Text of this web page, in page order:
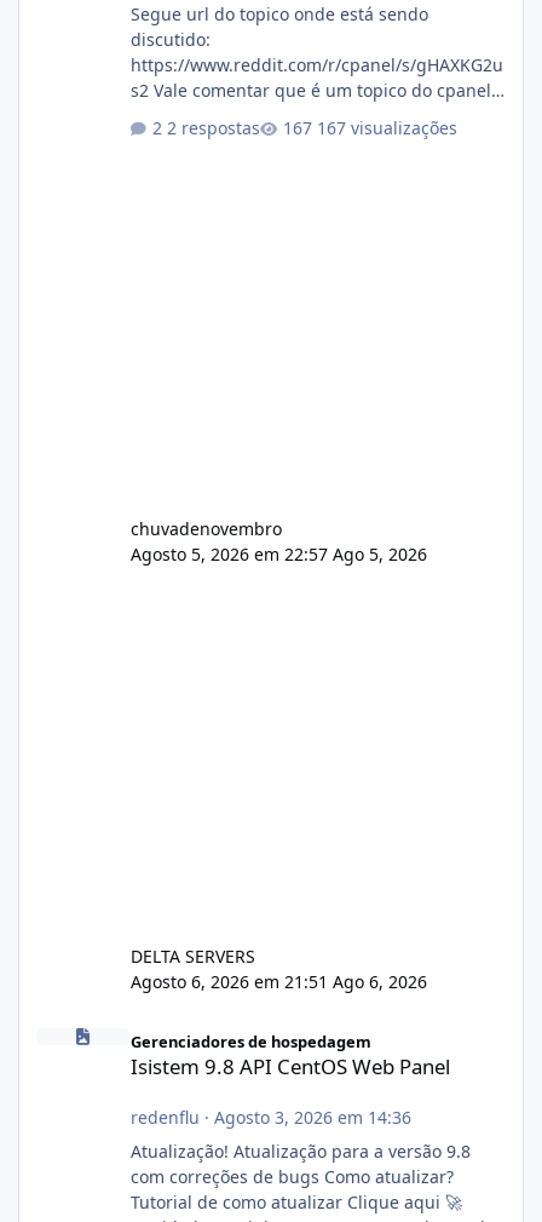
Segue url do topico onde está sendo
discutido:
https://www.reddit.com/r/cpanel/s/gHAXKG2u
s2 Vale comentar que é um topico do cpanel...
2 respostas 167 visualizações
chuvadenovembro
Agosto 5, 2026 em 22:57 Ago 5, 2026
DELTA SERVERS
Agosto 6, 2026 em 21:51 Ago 6, 2026
Isistem 9.8 API CentOS Web Panel
Gerenciadores de hospedagem
Isistem 9.8 API CentOS Web Panel
redenflu · Agosto 3, 2026 em 14:36
Atualização! Atualização para a versão 9.8
com correções de bugs Como atualizar?
Tutorial de como atualizar Clique aqui 🚀